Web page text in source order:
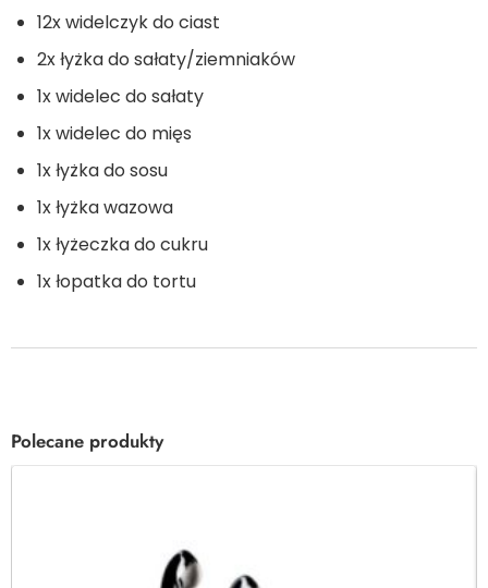
12x widelczyk do ciast
2x łyżka do sałaty/ziemniaków
1x widelec do sałaty
1x widelec do mięs
1x łyżka do sosu
1x łyżka wazowa
1x łyżeczka do cukru
1x łopatka do tortu
Polecane produkty